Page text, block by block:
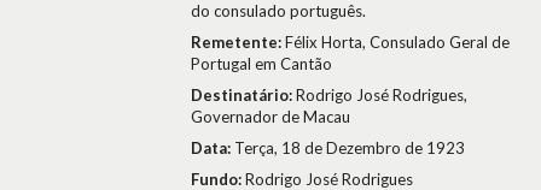
do consulado português.
Remetente:Félix Horta, Consulado Geral de
Portugal em Cantão
Destinatário:Rodrigo José Rodrigues,
Governador de Macau
Data: Terça, 18 de Dezembro de 1923
Fundo:Rodrigo José Rodrigues